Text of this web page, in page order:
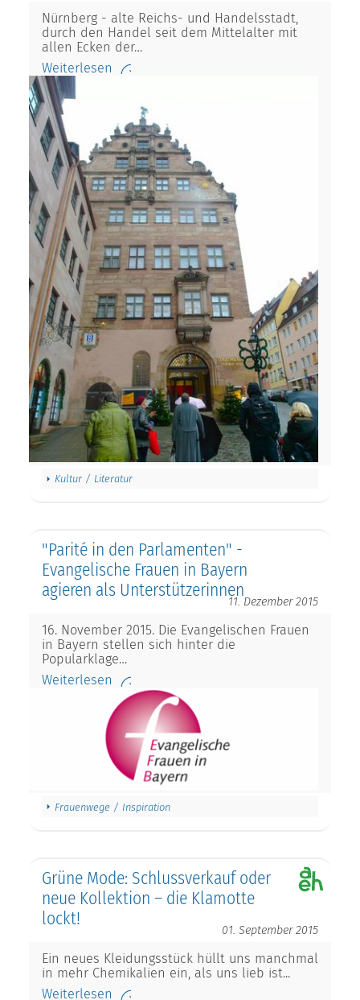
Nürnberg - alte Reichs- und Handelsstadt,
durch den Handel seit dem Mittelalter mit
allen Ecken der…
Weiterlesen
Kultur / Literatur
"Parité in den Parlamenten" -
Evangelische Frauen in Bayern
agieren als Unterstützerinnen
11. Dezember 2015
16. November 2015. Die Evangelischen Frauen
in Bayern stellen sich hinter die
Popularklage…
Weiterlesen
Frauenwege / Inspiration
Grüne Mode: Schlussverkauf oder
neue Kollektion – die Klamotte
lockt!
01. September 2015
Ein neues Kleidungsstück hüllt uns manchmal
in mehr Chemikalien ein, als uns lieb ist...
Weiterlesen